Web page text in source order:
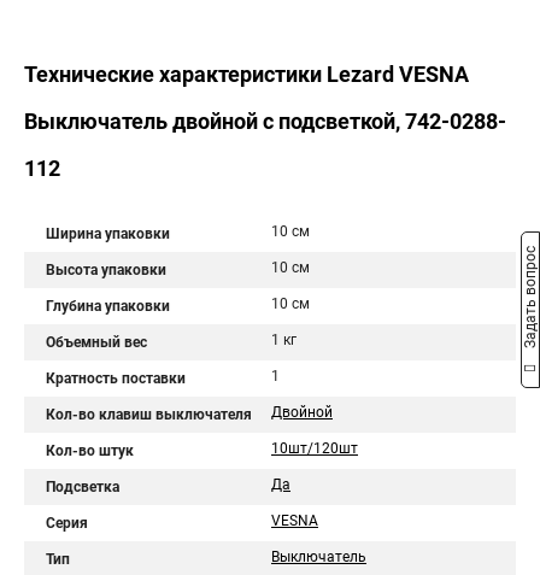
Технические характеристики Lezard VESNA
Выключатель двойной с подсветкой, 742-0288-
112
Ширина упаковки 10 см
Высота упаковки 10 см
Глубина упаковки 10 см
Объемный вес 1 кг
Кратность поставки 1
Кол-во клавиш выключателя Двойной
Кол-во штук 10шт/120шт
Подсветка Да
Серия VESNA
Тип Выключатель
Задать вопрос